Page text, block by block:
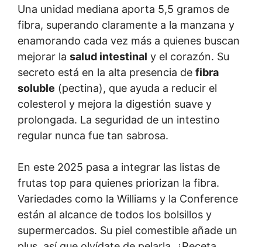
Una unidad mediana aporta 5,5 gramos de
fibra, superando claramente a la manzana y
enamorando cada vez más a quienes buscan
mejorar la salud intestinal y el corazón. Su
secreto está en la alta presencia de fibra
soluble (pectina), que ayuda a reducir el
colesterol y mejora la digestión suave y
prolongada. La seguridad de un intestino
regular nunca fue tan sabrosa.
En este 2025 pasa a integrar las listas de
frutas top para quienes priorizan la fibra.
Variedades como la Williams y la Conference
están al alcance de todos los bolsillos y
supermercados. Su piel comestible añade un